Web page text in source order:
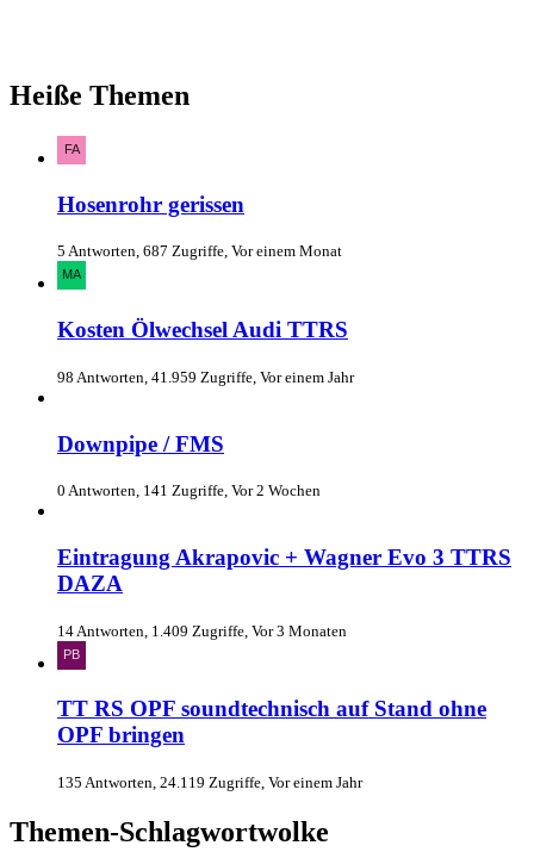
Heiße Themen
Hosenrohr gerissen
5 Antworten, 687 Zugriffe, Vor einem Monat
Kosten Ölwechsel Audi TTRS
98 Antworten, 41.959 Zugriffe, Vor einem Jahr
Downpipe / FMS
0 Antworten, 141 Zugriffe, Vor 2 Wochen
Eintragung Akrapovic + Wagner Evo 3 TTRS
DAZA
14 Antworten, 1.409 Zugriffe, Vor 3 Monaten
TT RS OPF soundtechnisch auf Stand ohne
OPF bringen
135 Antworten, 24.119 Zugriffe, Vor einem Jahr
Themen-Schlagwortwolke